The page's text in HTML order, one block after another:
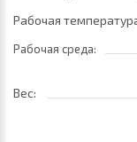
Рабочая
Рабочая среда:
Вес: